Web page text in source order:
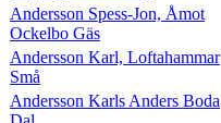
Andersson Spess-Jon, Åmot
Ockelbo Gäs
Andersson Karl, Loftahammar
Små
Andersson Karls Anders Boda